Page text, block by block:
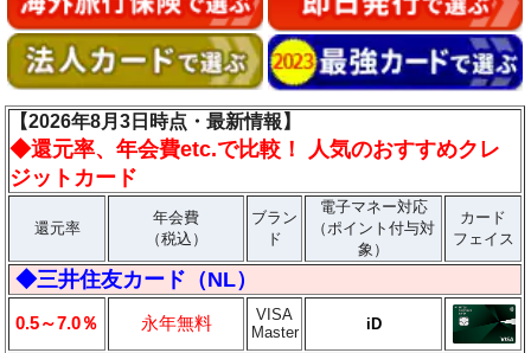
【2026年8月3日時点・最新情報】
◆還元率、年会費etc.で比較！ 人気のおすすめクレ
ジットカード
還元率
年会費
（税込）
ブラン
ド
電子マネー対応
（ポイント付与対
象）
カード
フェイス
◆三井住友カード（NL）
0.5～7.0％ 永年無料
VISA
Master
iD